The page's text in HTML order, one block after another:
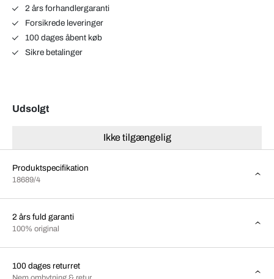
2 års forhandlergaranti
Forsikrede leveringer
100 dages åbent køb
Sikre betalinger
Udsolgt
Ikke tilgængelig
Produktspecifikation
18689/4
2 års fuld garanti
100% original
100 dages returret